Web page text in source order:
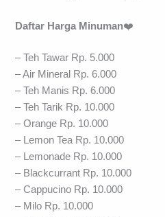
Daftar Harga Minuman❤️
– Teh Tawar Rp. 5.000
– Air Mineral Rp. 6.000
– Teh Manis Rp. 6.000
– Teh Tarik Rp. 10.000
– Orange Rp. 10.000
– Lemon Tea Rp. 10.000
– Lemonade Rp. 10.000
– Blackcurrant Rp. 10.000
– Cappucino Rp. 10.000
– Milo Rp. 10.000